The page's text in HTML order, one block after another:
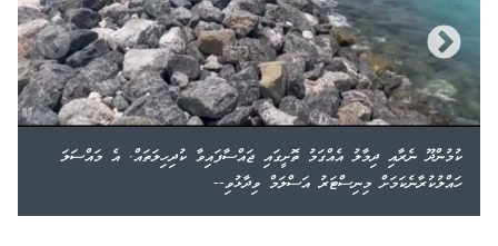
ކުމުންދޫ ނެރާއި ދިމާލު އެއްގަމު ތޮށީގައި ޖައްސާފައިވާ ކުދިހިލަތައް. އެ މައްސަލަ
ހައްލުކުރާނެކަމަށް މިނިސްޓަރު އަސްލަމް ވިދާޅުވި--